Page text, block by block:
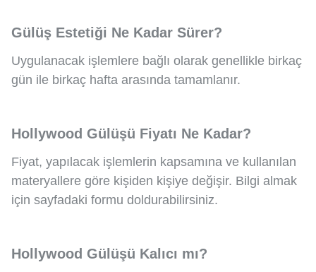
Gülüş Estetiği Ne Kadar Sürer?
Uygulanacak işlemlere bağlı olarak genellikle birkaç
gün ile birkaç hafta arasında tamamlanır.
Hollywood Gülüşü Fiyatı Ne Kadar?
Fiyat, yapılacak işlemlerin kapsamına ve kullanılan
materyallere göre kişiden kişiye değişir. Bilgi almak
için sayfadaki formu doldurabilirsiniz.
Hollywood Gülüşü Kalıcı mı?